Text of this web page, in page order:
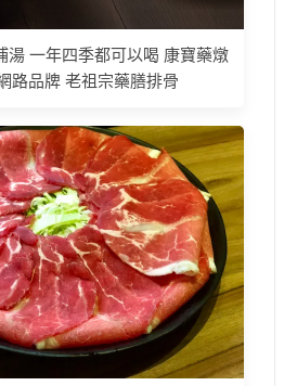
湯 一年四季都可以喝 康寶藥燉
路品牌 老祖宗藥膳排骨